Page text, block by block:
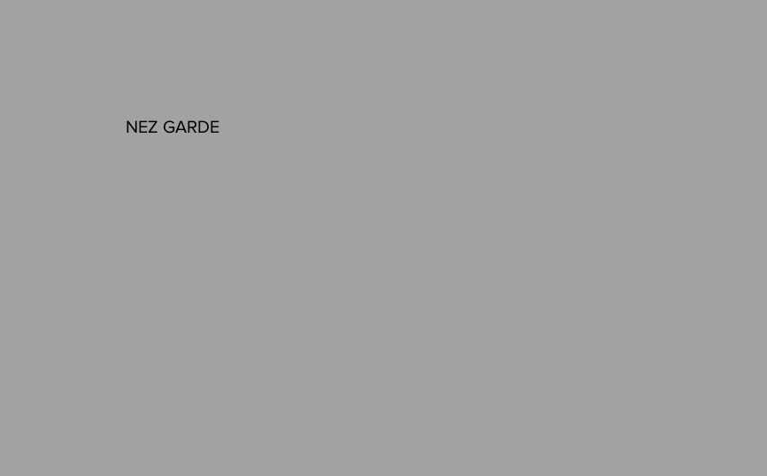
NEZ GARDE